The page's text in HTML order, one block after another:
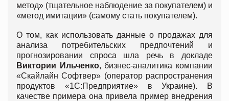
метод» (тщательное наблюдение за покупателем) и
«метод имитации» (самому стать покупателем).
О том, как использовать данные о продажах для
анализа потребительских предпочтений и
прогнозировании спроса шла речь в докладе
Виктории Ильченко, бизнес-аналитика компании
«Скайлайн Софтвер» (оператор распространения
продуктов «1С:Предприятие» в Украине). В
качестве примера она привела пример внедрения